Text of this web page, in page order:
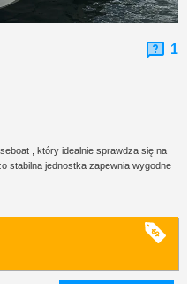
1
, który idealnie sprawdza się na
stabilna jednostka zapewnia wygodne